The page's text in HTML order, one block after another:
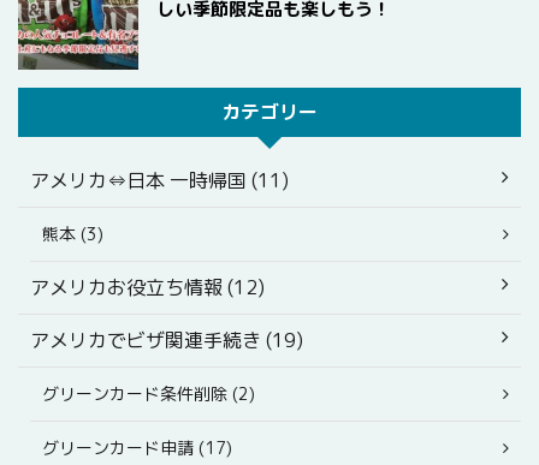
しい季節限定品も楽しもう！
カテゴリー
アメリカ⇔日本 一時帰国 (11)
熊本 (3)
アメリカお役立ち情報 (12)
アメリカでビザ関連手続き (19)
グリーンカード条件削除 (2)
グリーンカード申請 (17)